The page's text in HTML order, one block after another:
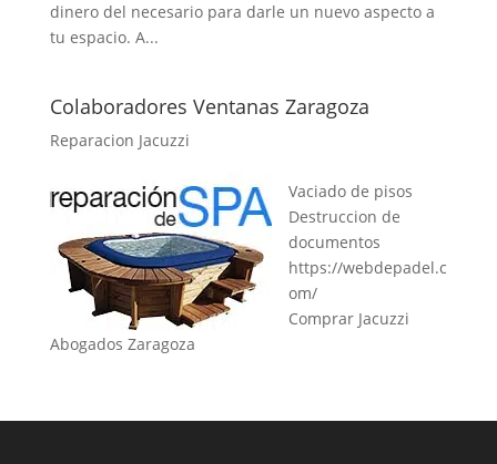
dinero del necesario para darle un nuevo aspecto a
tu espacio. A...
Colaboradores Ventanas Zaragoza
Reparacion Jacuzzi
Vaciado de pisos
Destruccion de
documentos
https://webdepadel.c
om/
Comprar Jacuzzi
Abogados Zaragoza